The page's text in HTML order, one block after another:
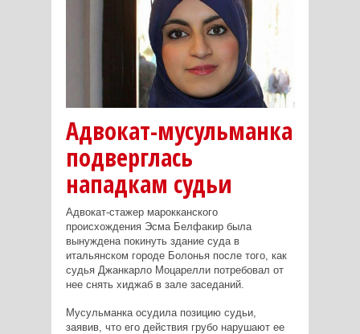
Адвокат-мусульманка
подверглась
нападкам судьи
Адвокат-стажер марокканского
происхождения Эсма Белфакир была
вынуждена покинуть здание суда в
итальянском городе Болонья после того, как
судья Джанкарло Моцарелли потребовал от
нее снять хиджаб в зале заседаний.
Мусульманка осудила позицию судьи,
заявив, что его действия грубо нарушают ее